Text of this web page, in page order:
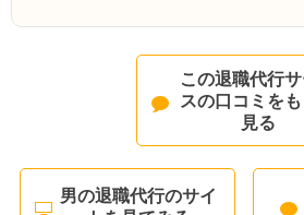
この退職代行
スの口コミを
見る
男の退職代行のサイ